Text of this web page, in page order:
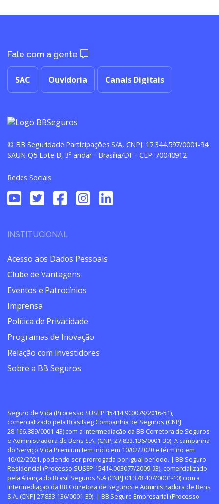
Fale com a gente
SAC Ouvidoria Canais Digitais
© BB Seguridade Participações S/A, CNPJ: 17.344.597/0001-94
SAUN Q5 Lote B, 3º andar - Brasília/DF - CEP: 70040912
Redes Sociais
INSTITUCIONAL
Acesso aos Dados Pessoais
Clube de Vantagens
Eventos e Patrocínios
Imprensa
Política de Privacidade
Programas de Inovação
Relação com investidores
Sobre a BB Seguros
Seguro de Vida (Processo SUSEP 15414.900079/2016-51),
comercializado pela Brasilseg Companhia de Seguros (CNPJ
28.196.889/0001-43) com a intermediação da BB Corretora de Seguros
e Administradora de Bens S.A. (CNPJ 27.833.136/0001-39). A campanha
do Serviço Vida Premium tem início em 10/02/2020 e término em
10/02/2021, podendo ser prorrogada por igual período. | BB Seguro
Residencial (Processo SUSEP 15414.003077/2009-93), comercializado
pela Aliança do Brasil Seguros S.A (CNPJ 01.378.407/0001-10) com a
intermediação da BB Corretora de Seguros e Administradora de Bens
S.A. (CNPJ 27.833.136/0001-39). | BB Seguro Empresarial (Processo